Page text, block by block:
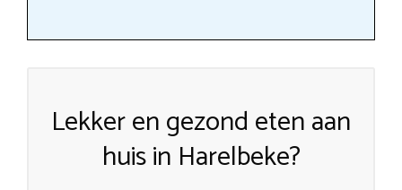
Lekker en gezond eten aan
huis in Harelbeke?